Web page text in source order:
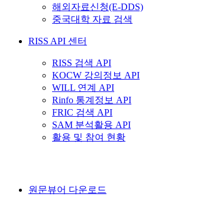
해외자료신청(E-DDS)
중국대학 자료 검색
RISS API 센터
RISS 검색 API
KOCW 강의정보 API
WILL 연계 API
Rinfo 통계정보 API
FRIC 검색 API
SAM 분석활용 API
활용 및 참여 현황
원문뷰어 다운로드